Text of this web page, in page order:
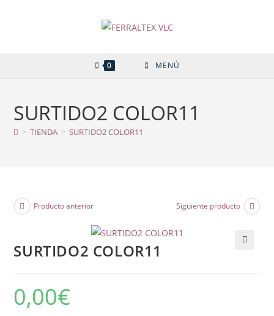
0 MENÚ
SURTIDO2 COLOR11
> TIENDA > SURTIDO2 COLOR11
Producto anterior Siguiente producto
SURTIDO2 COLOR11
0,00€